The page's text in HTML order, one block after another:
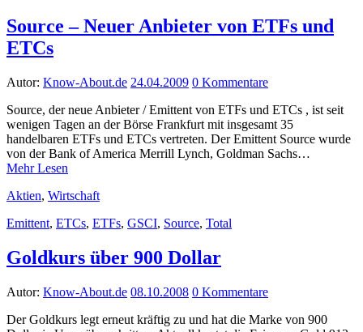
Source – Neuer Anbieter von ETFs und
ETCs
Autor: Know-About.de 24.04.2009 0 Kommentare
Source, der neue Anbieter / Emittent von ETFs und ETCs , ist seit
wenigen Tagen an der Börse Frankfurt mit insgesamt 35
handelbaren ETFs und ETCs vertreten. Der Emittent Source wurde
von der Bank of America Merrill Lynch, Goldman Sachs…
Mehr Lesen
Aktien, Wirtschaft
Emittent, ETCs, ETFs, GSCI, Source, Total
Goldkurs über 900 Dollar
Autor: Know-About.de 08.10.2008 0 Kommentare
Der Goldkurs legt erneut kräftig zu und hat die Marke von 900